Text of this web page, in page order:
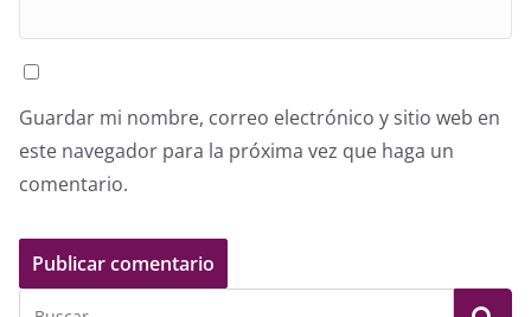
Guardar mi nombre, correo electrónico y sitio web en
este navegador para la próxima vez que haga un
comentario.